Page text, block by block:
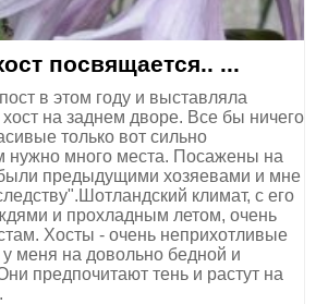
посвящается.. ...
в этом году и выставляла
на заднем дворе. Все бы ничего
только вот сильно
нужно много места. Посажены на
предыдущими хозяевами и мне
климат, с его
и прохладным летом, очень
Хосты - очень неприхотливые
у меня на довольно бедной и
предпочитают тень и растут на